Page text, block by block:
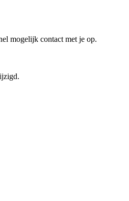
mogelijk contact met je op.